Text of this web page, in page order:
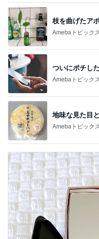
枝を曲げたア
Amebaトピックス
ついにポチし
Amebaトピックス
地味な見た目
Amebaトピックス